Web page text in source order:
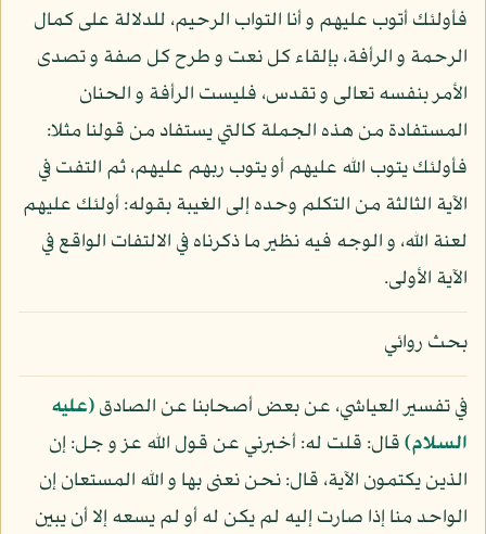
فأولئك أتوب عليهم و أنا التواب الرحيم، للدلالة على كمال
الرحمة و الرأفة، بإلقاء كل نعت و طرح كل صفة و تصدى
الأمر بنفسه تعالى و تقدس، فليست الرأفة و الحنان
المستفادة من هذه الجملة كالتي يستفاد من قولنا مثلا:
فأولئك يتوب الله عليهم أو يتوب ربهم عليهم، ثم التفت في
الآية الثالثة من التكلم وحده إلى الغيبة بقوله: أولئك عليهم
لعنة الله، و الوجه فيه نظير ما ذكرناه في الالتفات الواقع في
الآية الأولى.
بحث روائي
في تفسير العياشي، عن بعض أصحابنا عن الصادق(عليه
السلام)قال: قلت له: أخبرني عن قول الله عز و جل: إن
الذين يكتمون الآية، قال: نحن نعنى بها و الله المستعان إن
الواحد منا إذا صارت إليه لم يكن له أو لم يسعه إلا أن يبين